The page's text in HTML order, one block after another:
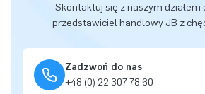
Skontaktuj się z naszym działem
przedstawiciel handlowy JB z
Zadzwoń do nas
+48 (0) 22 307 78 60